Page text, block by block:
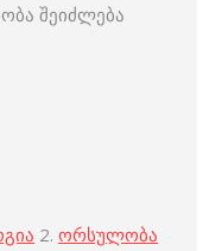
შეიძლება
2. ორსულობა